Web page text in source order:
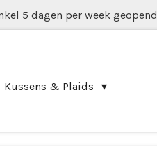
5 dagen per week geopend
Kussens & Plaids